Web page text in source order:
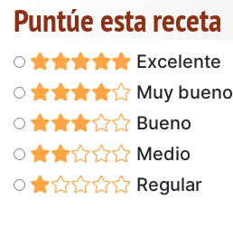
Puntúe esta receta
Excelente
Muy bueno
Bueno
Medio
Regular